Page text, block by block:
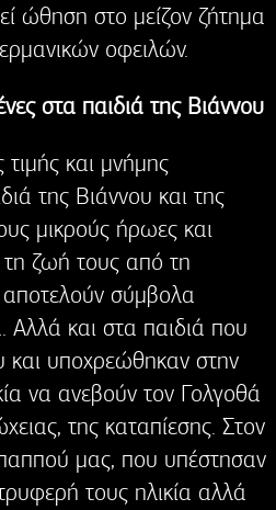
ώθηση στο μείζον ζήτημα
οφειλών.
στα παιδιά της Βιάννου
τιμής και μνήμης
της Βιάννου και της
μικρούς ήρωες και
ζωή τους από τη
αποτελούν σύμβολα
Αλλά και στα παιδιά που
και υποχρεώθηκαν στην
να ανεβούν τον Γολγοθά
της καταπίεσης. Στον
μας, που υπέστησαν
τους ηλικία αλλά